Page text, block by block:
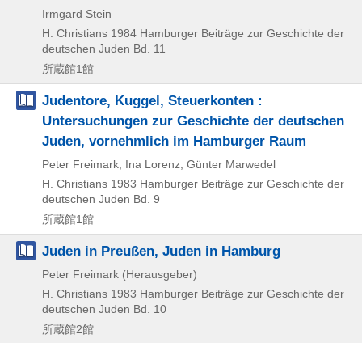
Irmgard Stein
H. Christians 1984 Hamburger Beiträge zur Geschichte der
deutschen Juden Bd. 11
所蔵館1館
Judentore, Kuggel, Steuerkonten :
Untersuchungen zur Geschichte der deutschen
Juden, vornehmlich im Hamburger Raum
Peter Freimark, Ina Lorenz, Günter Marwedel
H. Christians 1983 Hamburger Beiträge zur Geschichte der
deutschen Juden Bd. 9
所蔵館1館
Juden in Preußen, Juden in Hamburg
Peter Freimark (Herausgeber)
H. Christians 1983 Hamburger Beiträge zur Geschichte der
deutschen Juden Bd. 10
所蔵館2館